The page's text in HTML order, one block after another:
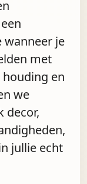
wanneer je
met
en
we
decor,
jullie echt